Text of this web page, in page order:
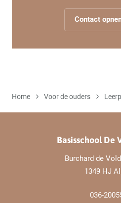
Contact
Home Voor de ouders
Basisschool De
Burchard de
1349 HJ
036-